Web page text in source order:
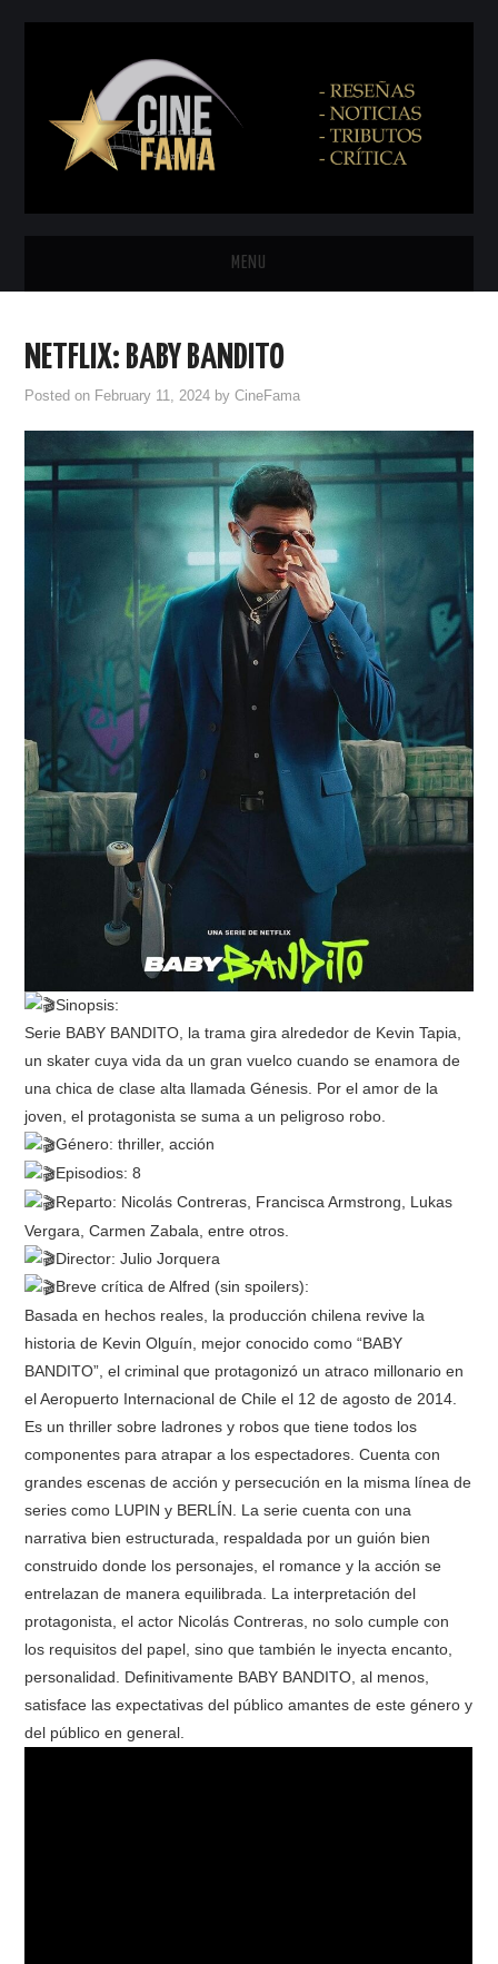
MENU
EN CINES
NETFLIX
ESPAÑOL
NETFLIX: BABY BANDITO
Posted on February 11, 2024 byCineFama
Sinopsis:
Serie BABY BANDITO, la trama gira alrededor de Kevin Tapia,
un skater cuya vida da un gran vuelco cuando se enamora de
una chica de clase alta llamada Génesis. Por el amor de la
joven, el protagonista se suma a un peligroso robo.
Género: thriller, acción
Episodios: 8
Reparto: Nicolás Contreras, Francisca Armstrong, Lukas
Vergara, Carmen Zabala, entre otros.
Director: Julio Jorquera
Breve crítica de Alfred (sin spoilers):
Basada en hechos reales, la producción chilena revive la
historia de Kevin Olguín, mejor conocido como “BABY
BANDITO”, el criminal que protagonizó un atraco millonario en
el Aeropuerto Internacional de Chile el 12 de agosto de 2014.
Es un thriller sobre ladrones y robos que tiene todos los
componentes para atrapar a los espectadores. Cuenta con
grandes escenas de acción y persecución en la misma línea de
series como LUPIN y BERLÍN. La serie cuenta con una
narrativa bien estructurada, respaldada por un guión bien
construido donde los personajes, el romance y la acción se
entrelazan de manera equilibrada. La interpretación del
protagonista, el actor Nicolás Contreras, no solo cumple con
los requisitos del papel, sino que también le inyecta encanto,
personalidad. Definitivamente BABY BANDITO, al menos,
satisface las expectativas del público amantes de este género y
del público en general.